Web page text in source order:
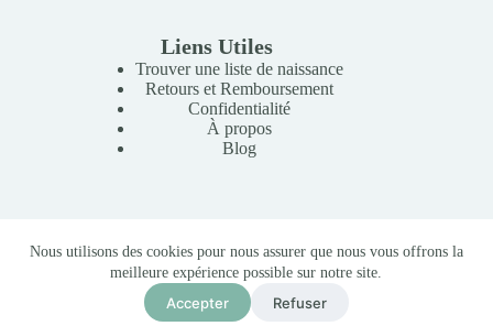
Nous utilisons des cookies pour nous assurer que nous vous offrons la
meilleure expérience possible sur notre site.
Accepter Refuser
Liens Utiles
Trouver une liste de naissance
Retours et Remboursement
Confidentialité
À propos
Blog
Copyright © 2026 Mille Lunes - Création du site :
Baptiste
-Conditions Générales de Vente